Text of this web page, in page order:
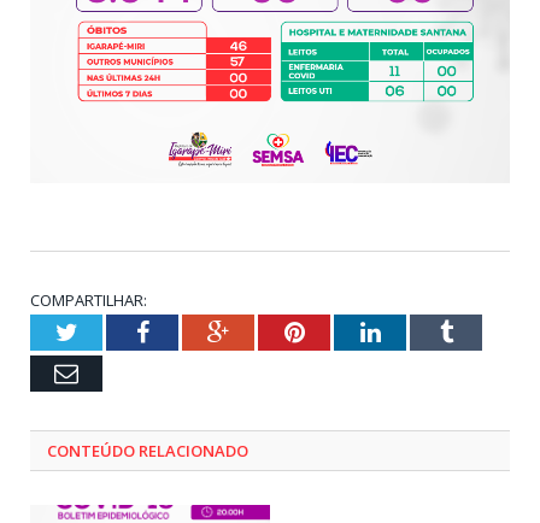
COMPARTILHAR:
TwitterFacebookGoogle+PinterestLinkedInTumblr
Email
CONTEÚDO RELACIONADO